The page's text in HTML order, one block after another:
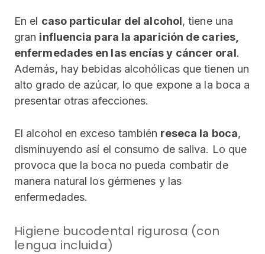
En el caso particular del alcohol, tiene una
gran influencia para la aparición de caries,
enfermedades en las encías y cáncer oral.
Además, hay bebidas alcohólicas que tienen un
alto grado de azúcar, lo que expone a la boca a
presentar otras afecciones.
El alcohol en exceso también reseca la boca,
disminuyendo así el consumo de saliva. Lo que
provoca que la boca no pueda combatir de
manera natural los gérmenes y las
enfermedades.
Higiene bucodental rigurosa (con
lengua incluida)